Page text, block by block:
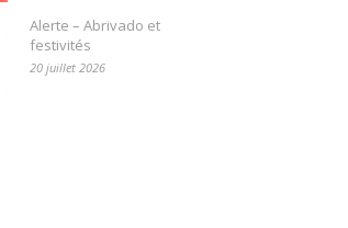
Alerte – Abrivado et
festivités
20 juillet 2026